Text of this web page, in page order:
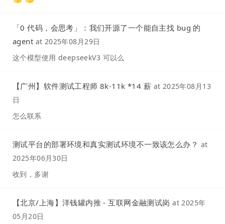
「0 代码，会思考」：我们开源了一个能自主找 bug 的
agent at 2025年08月29日
这个模型使用 deepseekV3 可以么
【广州】软件测试工程师 8k-11k *14 薪 at 2025年08月13
日
怎么联系
测试平台的部署环境和真实测试环境不一致该怎么办？ at
2025年06月30日
收到，多谢
【北京/上海】洋钱罐内推 - 互联网金融测试岗 at2025年
05月20日